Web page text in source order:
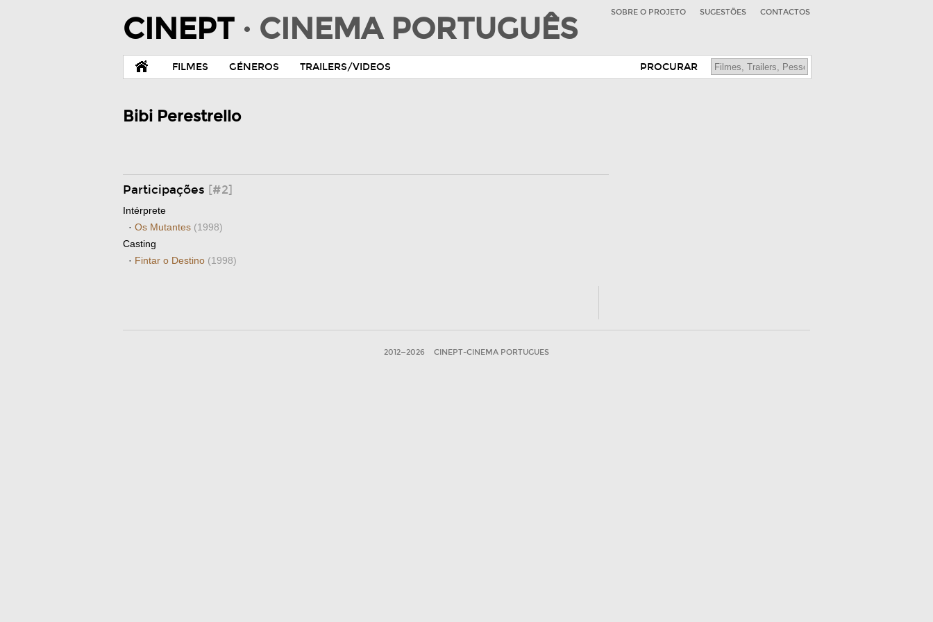
CINEPT · CINEMA PORTUGUÊS SOBRE O PROJETO SUGESTÕES CONTACTOS
FILMES GÉNEROS TRAILERS/VIDEOS PROCURAR
Bibi Perestrello
Participações [#2]
Intérprete
· Os Mutantes (1998)
Casting
· Fintar o Destino (1998)
2012—2026 CINEPT-CINEMA PORTUGUES